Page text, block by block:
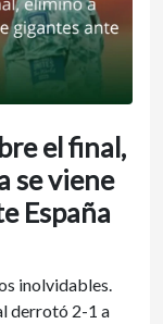
el final,
se viene
España
inolvidables.
derrotó 2-1 a